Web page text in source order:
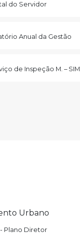
do Servidor
Anual da Gestão
de Inspeção M. – SIM
Urbano
Plano Diretor